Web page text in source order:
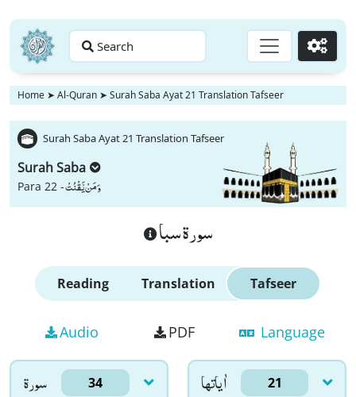
Search Go
Home ➤ Al-Quran ➤ Surah Saba Ayat 21 Translation Tafseer
Surah Saba Ayat 21 Translation Tafseer
Surah Saba
Para 22 -وَ مَنْ یَّقْنُتْ
سورة سبا
Reading Translation Tafseer
Audio PDF Language
سورۃ 34 اٰياتها 21